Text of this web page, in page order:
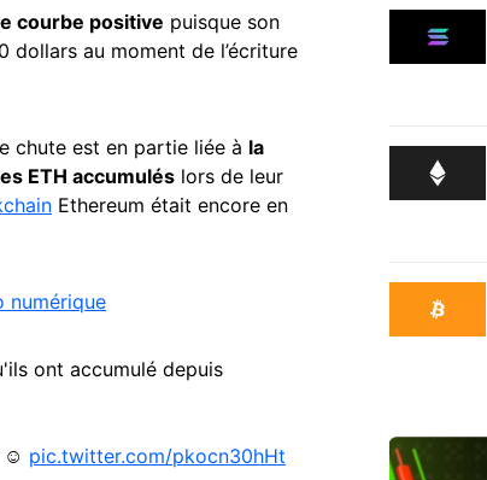
courbe positive puisque son
dollars au moment de l’écriture
chute est en partie liée à la
ETH accumulés lors de leur
Ethereum était encore en
numérique
ont accumulé depuis
☺️ pic.twitter.com/pkocn30hHt